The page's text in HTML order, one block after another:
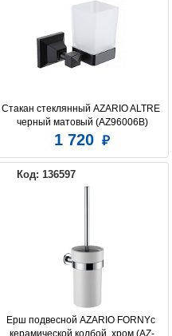
Стакан стеклянный AZARIO ALTRE
черный матовый (AZ96006B)
1 720
Код: 136597
Ерш подвесной AZARIO FORNYс